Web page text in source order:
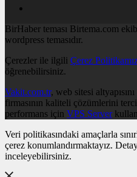
BirHaber teması Birtema.com
wordpress temasıdır.
Çerezler ile ilgili Çerez
öğrenebilirsiniz.
Vakit.com.tr, web sitesi
firmasının kaliteli çözümlerini
performans için VPS Server
Veri politikasındaki amaçlarla
çerez konumlandırmaktayız.
inceleyebilirsiniz.